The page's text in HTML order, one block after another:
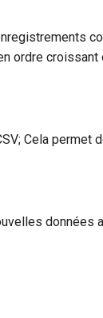
ordre croissant
Cela
données